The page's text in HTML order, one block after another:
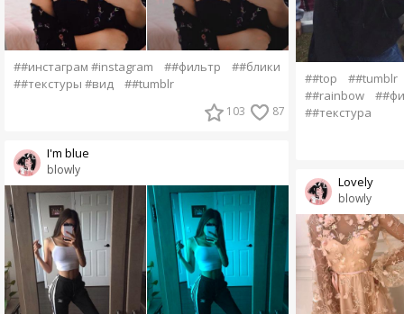
##инстаграм #instagram ##фильтр
##блики
##текстуры #вид
##tumblr
103 87
blowly
I'm blue
##top
##tumblr
##rainbow
##текстура
blowly
Lovely